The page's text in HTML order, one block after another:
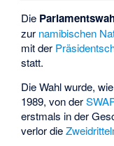
Die
zur namibischen
mit der
statt.
Die Wahl wurde,
1989, von der
erstmals in der
verlor die